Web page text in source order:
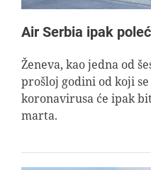
Air Serbia ipak
Ženeva, kao jedna od
prošloj godini od koji
koronavirusa će ipak
marta.